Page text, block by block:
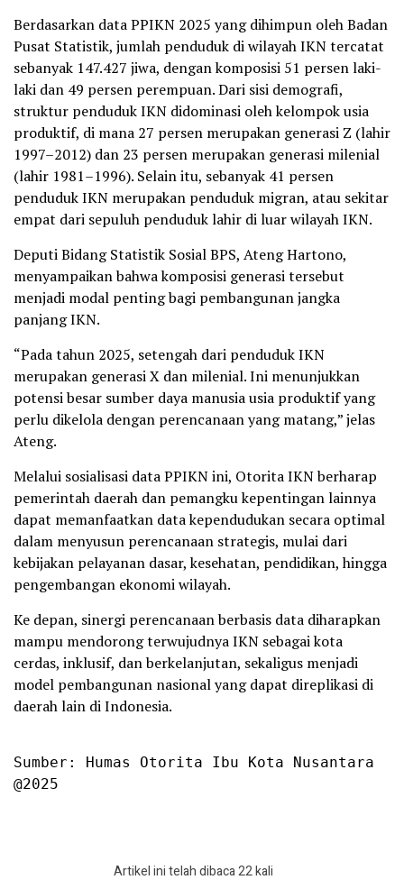
Berdasarkan data PPIKN 2025 yang dihimpun oleh Badan
Pusat Statistik, jumlah penduduk di wilayah IKN tercatat
sebanyak 147.427 jiwa, dengan komposisi 51 persen laki-
laki dan 49 persen perempuan. Dari sisi demografi,
struktur penduduk IKN didominasi oleh kelompok usia
produktif, di mana 27 persen merupakan generasi Z (lahir
1997–2012) dan 23 persen merupakan generasi milenial
(lahir 1981–1996). Selain itu, sebanyak 41 persen
penduduk IKN merupakan penduduk migran, atau sekitar
empat dari sepuluh penduduk lahir di luar wilayah IKN.
Deputi Bidang Statistik Sosial BPS, Ateng Hartono,
menyampaikan bahwa komposisi generasi tersebut
menjadi modal penting bagi pembangunan jangka
panjang IKN.
“Pada tahun 2025, setengah dari penduduk IKN
merupakan generasi X dan milenial. Ini menunjukkan
potensi besar sumber daya manusia usia produktif yang
perlu dikelola dengan perencanaan yang matang,” jelas
Ateng.
Melalui sosialisasi data PPIKN ini, Otorita IKN berharap
pemerintah daerah dan pemangku kepentingan lainnya
dapat memanfaatkan data kependudukan secara optimal
dalam menyusun perencanaan strategis, mulai dari
kebijakan pelayanan dasar, kesehatan, pendidikan, hingga
pengembangan ekonomi wilayah.
Ke depan, sinergi perencanaan berbasis data diharapkan
mampu mendorong terwujudnya IKN sebagai kota
cerdas, inklusif, dan berkelanjutan, sekaligus menjadi
model pembangunan nasional yang dapat direplikasi di
daerah lain di Indonesia.
Sumber: Humas Otorita Ibu Kota Nusantara
@2025
Artikel ini telah dibaca 22 kali